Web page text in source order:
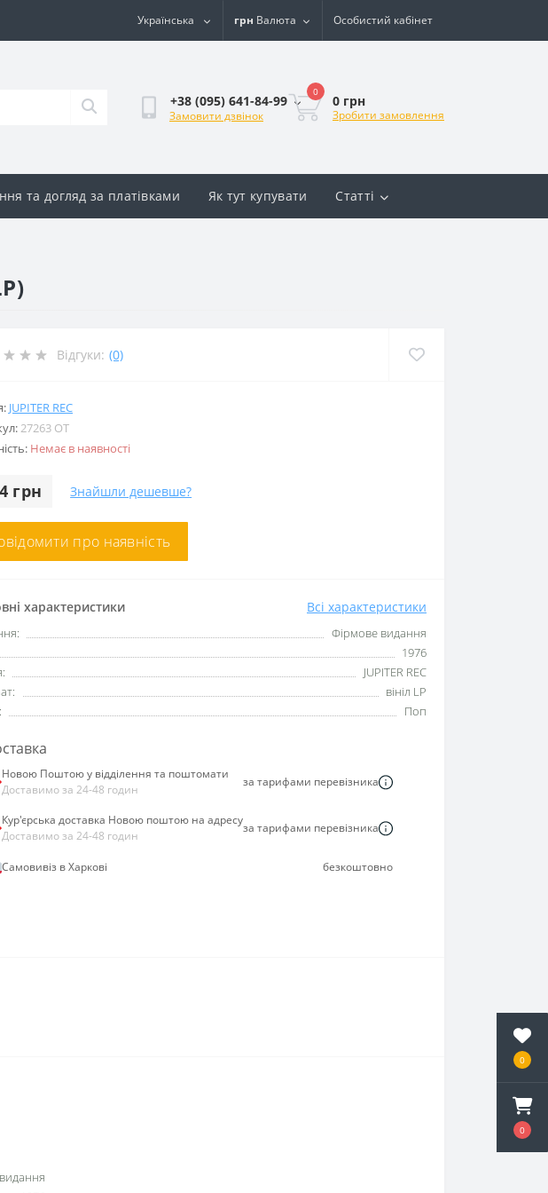
0
0
Українська грн Валюта Особистий кабінет
+38 (095) 641-84-99
Замовити дзвінок
0
0 грн
Зробити замовлення
та догляд за платівками Як тут купувати Статті
Відгуки: (0)
JUPITER REC
27263 OT
Немає в наявності
грн Знайшли дешевше?
про наявність
характеристики Всі характеристики
Фірмове видання
1976
JUPITER REC
вініл LP
Поп
Новою Поштою у відділення та поштомати
Доставимо за 24-48 годин
за тарифами перевізника
Кур'єрська доставка Новою поштою на адресу
Доставимо за 24-48 годин
за тарифами перевізника
Самовивіз в Харкові безкоштовно